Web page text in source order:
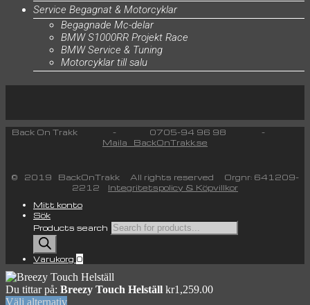
Service Begagnat & Motorcyklar
Begagnade Mc-delar
BMW S1000RR Projekt Race
BMW Service & Tuning
Motorcyklar till salu
Back On Trakk - 0705-94 96 98 -
Maila BackOnTrakk.se
© 2019 BackOnTrakk All rights reserved Orgnr: 641209-
2212 Integritetspolicy & Köpvillkor
Mitt konto
Sök
Products search
Varukorg 0
Du tittar på: Breezy Touch Helställ kr1,259.00
Välj alternativ